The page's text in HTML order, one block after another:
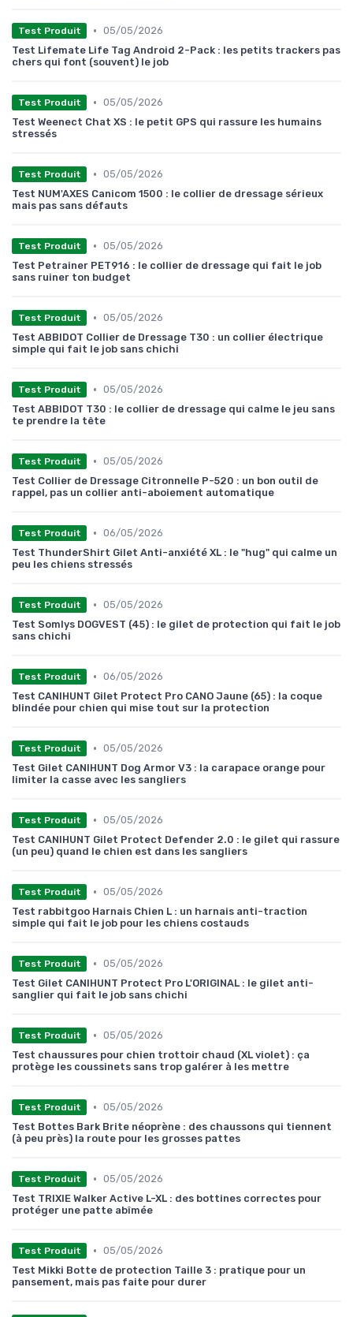
Test Produit • 05/05/2026
Test Lifemate Life Tag Android 2-Pack : les petits trackers pas
chers qui font (souvent) le job
Test Produit • 05/05/2026
Test Weenect Chat XS : le petit GPS qui rassure les humains
stressés
Test Produit • 05/05/2026
Test NUM'AXES Canicom 1500 : le collier de dressage sérieux
mais pas sans défauts
Test Produit • 05/05/2026
Test Petrainer PET916 : le collier de dressage qui fait le job
sans ruiner ton budget
Test Produit • 05/05/2026
Test ABBIDOT Collier de Dressage T30 : un collier électrique
simple qui fait le job sans chichi
Test Produit • 05/05/2026
Test ABBIDOT T30 : le collier de dressage qui calme le jeu sans
te prendre la tête
Test Produit • 05/05/2026
Test Collier de Dressage Citronnelle P-520 : un bon outil de
rappel, pas un collier anti-aboiement automatique
Test Produit • 06/05/2026
Test ThunderShirt Gilet Anti-anxiété XL : le "hug" qui calme un
peu les chiens stressés
Test Produit • 05/05/2026
Test Somlys DOGVEST (45) : le gilet de protection qui fait le job
sans chichi
Test Produit • 06/05/2026
Test CANIHUNT Gilet Protect Pro CANO Jaune (65) : la coque
blindée pour chien qui mise tout sur la protection
Test Produit • 05/05/2026
Test Gilet CANIHUNT Dog Armor V3 : la carapace orange pour
limiter la casse avec les sangliers
Test Produit • 05/05/2026
Test CANIHUNT Gilet Protect Defender 2.0 : le gilet qui rassure
(un peu) quand le chien est dans les sangliers
Test Produit • 05/05/2026
Test rabbitgoo Harnais Chien L : un harnais anti-traction
simple qui fait le job pour les chiens costauds
Test Produit • 05/05/2026
Test Gilet CANIHUNT Protect Pro L'ORIGINAL : le gilet anti-
sanglier qui fait le job sans chichi
Test Produit • 05/05/2026
Test chaussures pour chien trottoir chaud (XL violet) : ça
protège les coussinets sans trop galérer à les mettre
Test Produit • 05/05/2026
Test Bottes Bark Brite néoprène : des chaussons qui tiennent
(à peu près) la route pour les grosses pattes
Test Produit • 05/05/2026
Test TRIXIE Walker Active L-XL : des bottines correctes pour
protéger une patte abîmée
Test Produit • 05/05/2026
Test Mikki Botte de protection Taille 3 : pratique pour un
pansement, mais pas faite pour durer